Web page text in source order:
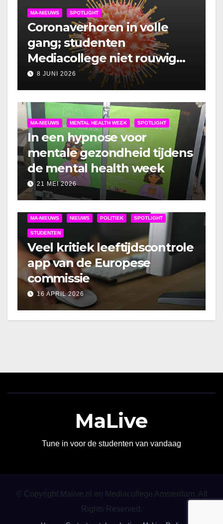
MA-NIEUWS SPOTLIGHT
Coronaverhoren in volle
gang; studenten
Mediacollege niet rouwig
om lockdown
8 JUNI 2026
MA-NIEUWS MENTAL HEALTH WEEK SPOTLIGHT
In een hypnose voor
mentale gezondheid tijdens
de mental health week
21 MEI 2026
MA-NIEUWS NIEUWS POLITIEK SPOTLIGHT
STUDENTEN
Veel kritiek leeftijdscontrole
app van de Europese
commissie
16 APRIL 2026
MaLive
Tune in voor de studenten van vandaag
© Copyright Malive.nl en Mediacollege Amsterdam. All
Rights Reserved.